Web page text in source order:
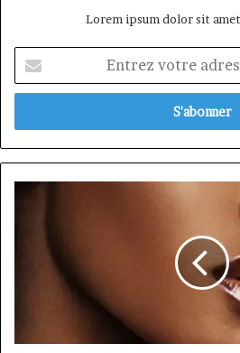
Lorem ipsum dolor sit
votre
adresse
beauté